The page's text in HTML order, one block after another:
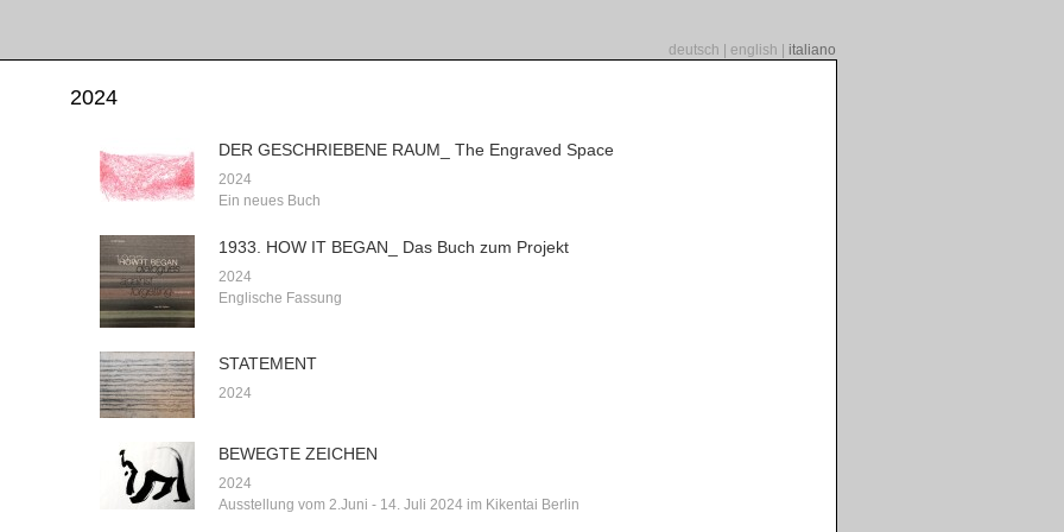
deutsch english italiano
2024
DER GESCHRIEBENE RAUM_ The Engraved Space
2024
Ein neues Buch
1933. HOW IT BEGAN_ Das Buch zum Projekt
2024
Englische Fassung
STATEMENT
2024
BEWEGTE ZEICHEN
2024
Ausstellung vom 2.Juni - 14. Juli 2024 im Kikentai Berlin